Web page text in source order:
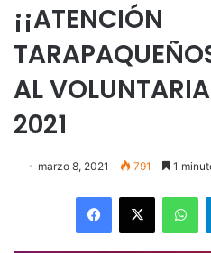
¡¡ATENCIÓN
AL
2021
marzo 8, 2021 791 1
Facebook
X